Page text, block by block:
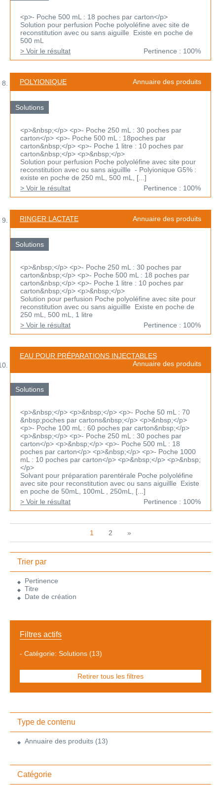
<p>- Poche 500 mL : 18 poches par carton</p>
Solution pour perfusion Poche polyoléfine avec site de
reconstitution avec ou sans aiguille Existe en poche de
500 mL
> Voir le résultat
Pertinence : 100%
POLYIONIQUE Annuaire des produits
Solutions
<p>&nbsp;</p> <p>- Poche 250 mL : 30 poches par
carton</p> <p>- Poche 500 mL : 18poches par
carton&nbsp;</p> <p>- Poche 1 litre : 10 poches par
carton&nbsp;</p> <p>&nbsp;</p>
Solution pour perfusion Poche polyoléfine avec site pour
reconstitution avec ou sans aiguillle - Polyionique G5% :
existe en poche de 250 mL, 500 mL, [...]
> Voir le résultat
Pertinence : 100%
RINGER LACTATE Annuaire des produits
Solutions
<p>&nbsp;</p> <p>- Poche 250 mL : 30 poches par
carton&nbsp;</p> <p>- Poche 500 mL : 18 poches par
carton&nbsp;</p> <p>- Poche 1 litre : 10 poches par
carton&nbsp;</p> <p>&nbsp;</p>
Solution pour perfusion Poche polyoléfine avec site pour
reconstitution avec ou sans aiguillle Existe en poche de
250 mL, 500 mL, 1 litre
> Voir le résultat
Pertinence : 100%
EAU POUR PRÉPARATIONS INJECTABLES
Annuaire des produits
Solutions
<p>&nbsp;</p> <p>&nbsp;</p> <p>- Poche 50 mL : 70
&nbsp;poches par cartons&nbsp;</p> <p>&nbsp;</p>
<p>- Poche 100 mL : 60 poches par carton&nbsp;</p>
<p>&nbsp;</p> <p>- Poche 250 mL : 30 poches par
carton</p> <p>&nbsp;</p> <p>- Poche 500 mL : 18
poches par carton</p> <p>&nbsp;</p> <p>- Poche 1000
mL : 10 poches par carton</p> <p>&nbsp;</p> <p>&nbsp;
</p>
Solvant pour préparation parentérale Poche polyoléfine
avec site pour reconstitution avec ou sans aiguillle Existe
en poche de 50mL, 100mL , 250mL, [...]
> Voir le résultat
Pertinence : 100%
1 2 »
Trier par
Pertinence
Titre
Date de création
Filtres actifs
- Catégorie: Solutions (13)
Retirer tous les filtres
Type de contenu
Annuaire des produits (13)
Catégorie